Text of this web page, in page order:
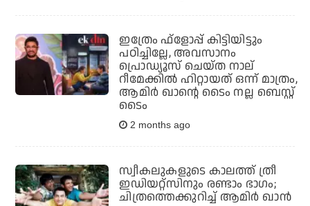
ഇത്രേം ഫ്‌ളോപ്പ് കിട്ടിയിട്ടും
പഠിച്ചില്ലേ, അവസാനം
പ്രൊഡ്യൂസ് ചെയ്ത നാല്
റീമേക്കില്‍ ഹിറ്റായത് ഒന്ന് മാത്രം,
ആമിര്‍ ഖാന്റെ ടൈം നല്ല ബെസ്റ്റ്
ടൈം
2 months ago
സ്വീകലുകളുടെ കാലത്ത് ത്രീ
ഇഡിയറ്റ്‌സിനും രണ്ടാം ഭാഗം;
ചിത്രത്തെക്കുറിച്ച് ആമിര്‍ ഖാന്‍